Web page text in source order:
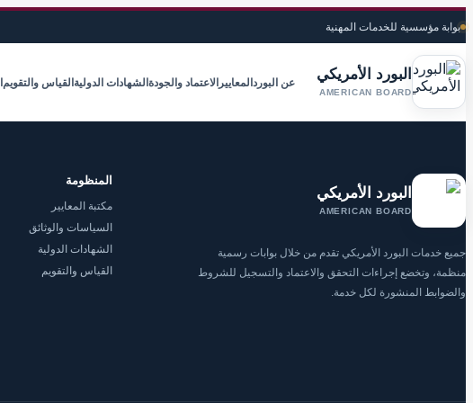
بوابة مؤسسية للخدمات المهنية
البورد الأمريكي
AMERICAN BOARD
عن البورد المعايير الاعتماد والجودة الشهادات الدولية القياس والتقويم
البورد الأمريكي
AMERICAN BOARD
جميع خدمات البورد الأمريكي تقدم من خلال بوابات رسمية
منظمة، وتخضع إجراءات التحقق والاعتماد والتسجيل للشروط
والضوابط المنشورة لكل خدمة.
المنظومة
مكتبة المعايير
السياسات والوثائق
الشهادات الدولية
القياس والتقويم